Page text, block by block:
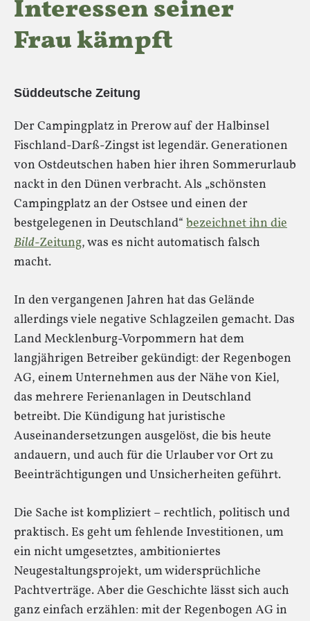
Interessen seiner
Frau kämpft
Süddeutsche Zeitung
Der Campingplatz in Prerow auf der Halbinsel
Fischland-Darß-Zingst ist legendär. Generationen
von Ostdeutschen haben hier ihren Sommerurlaub
nackt in den Dünen verbracht. Als „schönsten
Campingplatz an der Ostsee und einen der
bestgelegenen in Deutschland“ bezeichnet ihn die
Bild-Zeitung, was es nicht automatisch falsch
macht.
In den vergangenen Jahren hat das Gelände
allerdings viele negative Schlagzeilen gemacht. Das
Land Mecklenburg-Vorpommern hat dem
langjährigen Betreiber gekündigt: der Regenbogen
AG, einem Unternehmen aus der Nähe von Kiel,
das mehrere Ferienanlagen in Deutschland
betreibt. Die Kündigung hat juristische
Auseinandersetzungen ausgelöst, die bis heute
andauern, und auch für die Urlauber vor Ort zu
Beeinträchtigungen und Unsicherheiten geführt.
Die Sache ist kompliziert – rechtlich, politisch und
praktisch. Es geht um fehlende Investitionen, um
ein nicht umgesetztes, ambitioniertes
Neugestaltungsprojekt, um widersprüchliche
Pachtverträge. Aber die Geschichte lässt sich auch
ganz einfach erzählen: mit der Regenbogen AG in